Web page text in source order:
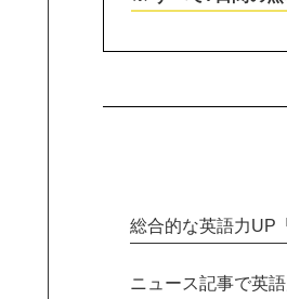
総合的な英語力UP
ニュース記事で英